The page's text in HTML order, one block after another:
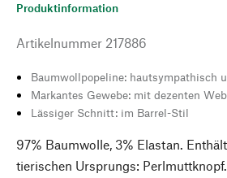
Produktinformation
Artikelnummer 217886
Baumwollpopeline: hautsympathisch
Markantes Gewebe: mit dezenten
Lässiger Schnitt: im Barrel-Stil
97% Baumwolle, 3% Elastan.
tierischen Ursprungs: Perlmuttknopf.